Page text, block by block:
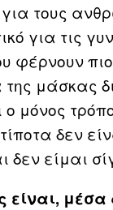
τους
για τις
φέρνουν
μάσκας
μόνος
δεν
δεν είμαι
είναι, μέσα